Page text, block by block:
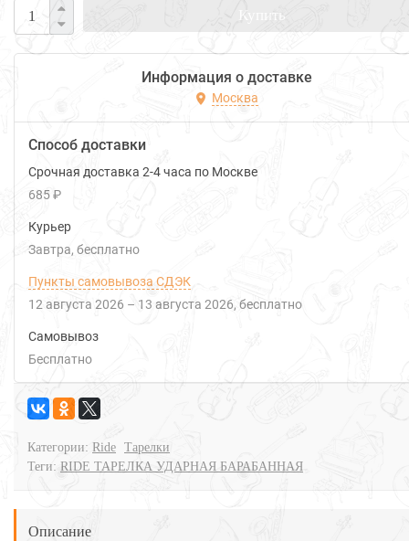
Купить
Информация о доставке
Москва
Способ доставки
Срочная доставка 2-4 часа по Москве
685 ₽
Курьер
Завтра
Бесплатно
Пункты самовывоза СДЭК
12 августа 2026 – 13 августа 2026 Бесплатно
Самовывоз
Бесплатно
Категории: Ride Тарелки
Теги: RIDE ТАРЕЛКА УДАРНАЯ БАРАБАННАЯ
Описание